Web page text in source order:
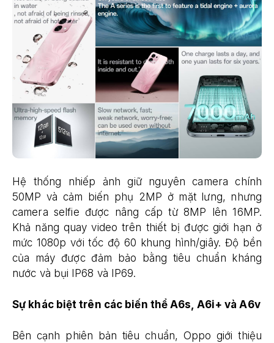
Hệ thống nhiếp ảnh giữ nguyên camera chính
50MP và cảm biến phụ 2MP ở mặt lưng, nhưng
camera selfie được nâng cấp từ 8MP lên 16MP.
Khả năng quay video trên thiết bị được giới hạn ở
mức 1080p với tốc độ 60 khung hình/giây. Độ bền
của máy được đảm bảo bằng tiêu chuẩn kháng
nước và bụi IP68 và IP69.
Sự khác biệt trên các biến thể A6s, A6i+ và A6v
Bên cạnh phiên bản tiêu chuẩn, Oppo giới thiệu